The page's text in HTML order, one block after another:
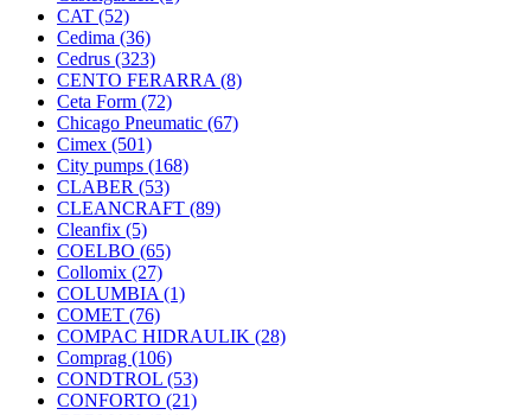
CAT (52)
Cedima (36)
Cedrus (323)
CENTO FERARRA (8)
Ceta Form (72)
Chicago Pneumatic (67)
Cimex (501)
City pumps (168)
CLABER (53)
CLEANCRAFT (89)
Cleanfix (5)
COELBO (65)
Collomix (27)
COLUMBIA (1)
COMET (76)
COMPAC HIDRAULIK (28)
Comprag (106)
CONDTROL (53)
CONFORTO (21)